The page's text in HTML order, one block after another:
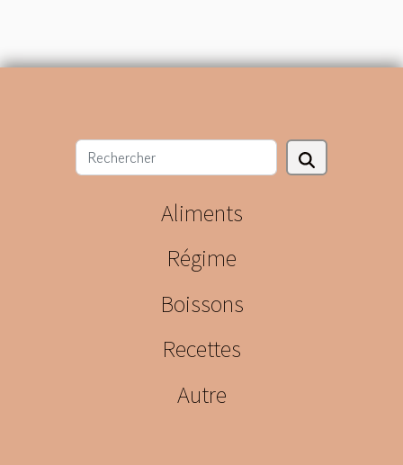
nantais
Aliments
Régime
Boissons
Recettes
Autre